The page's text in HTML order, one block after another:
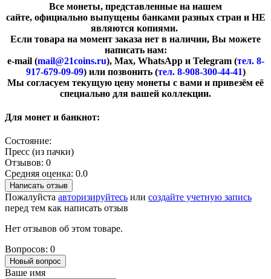
Все монеты, представленные на нашем
сайте, официально выпущены банками разных стран и НЕ
являются копиями.
Если товара на момент заказа нет в наличии, Вы можете
написать нам:
e-mail (mail@21coins.ru), Max, WhatsApp и Telegram (тел. 8-
917-679-09-09) или позвонить (тел. 8-908-300-44-41)
​Мы согласуем текущую цену монеты с вами и привезём её
специально для вашей коллекции.
Для монет и банкнот:
Состояние:
Пресс (из пачки)
Отзывов: 0
Средняя оценка: 0.0
Написать отзыв
Пожалуйста авторизируйтесь или создайте учетную запись
перед тем как написать отзыв
Нет отзывов об этом товаре.
Вопросов: 0
Новый вопрос
Ваше имя